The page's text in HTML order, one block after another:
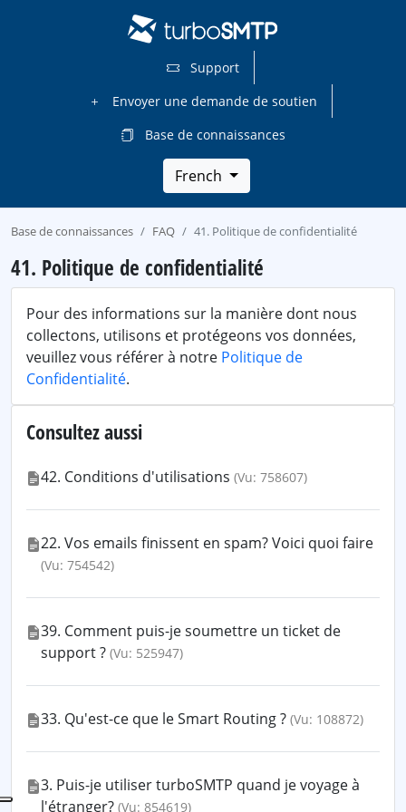
Support
Envoyer une demande de soutien
Base de connaissances
French
Base de connaissances FAQ 41. Politique de confidentialité
41. Politique de confidentialité
Pour des informations sur la manière dont nous
collectons, utilisons et protégeons vos données,
veuillez vous référer à notre Politique de
Confidentialité.
Consultez aussi
42. Conditions d'utilisations (Vu: 758607)
22. Vos emails finissent en spam? Voici quoi faire
(Vu: 754542)
39. Comment puis-je soumettre un ticket de
support ? (Vu: 525947)
33. Qu'est-ce que le Smart Routing ? (Vu: 108872)
3. Puis-je utiliser turboSMTP quand je voyage à
l'étranger? (Vu: 854619)